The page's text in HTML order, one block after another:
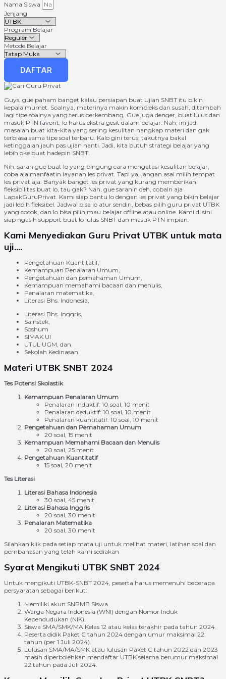
Nama Siswa
Jenjang
Program Belajar
Metode Belajar
DAFTAR
Guys, gue paham banget kalau persiapan buat Ujian SNBT itu bikin
kepala mumet. Soalnya, materinya makin kompleks dan susah, ditambah
lagi tipe soalnya yang terus berkembang. Gue juga denger, buat lulus dan
masuk PTN favorit, lo harus ekstra gesit dalam belajar. Nah, ini jadi
masalah buat kita-kita yang sering kesulitan nangkap materi dan gak
terbiasa sama tipe soal terbaru. Kalo gini terus, takutnya bakal
ketinggalan jauh pas ujian nanti. Jadi, kita butuh strategi belajar yang
lebih oke buat hadepin SNBT.
Nih, saran gue buat lo yang bingung cara mengatasi kesulitan belajar,
coba aja manfaatin layanan les privat. Tapi ya, jangan asal milih tempat
les privat aja. Banyak banget les privat yang kurang memberikan
fleksibilitas buat lo, tau gak? Nah, gue saranin deh, cobain aja
LapakGuruPrivat. Kami siap bantu lo dengan les privat yang bikin belajar
jadi lebih fleksibel. Jadwal bisa lo atur sendiri, bebas pilih guru privat UTBK
yang cocok, dan lo bisa pilih mau belajar offline atau online. Kami di sini
siap ngasih support buat lo lulus SNBT dan masuk PTN impian.
Kami Menyediakan Guru Privat UTBK untuk mata
uji....
Pengetahuan Kuantitatif,
Kemampuan Penalaran Umum,
Pengetahuan dan pemahaman Umum,
Kemampuan memahami bacaan dan menulis,
Penalaran matematika,
Literasi Bhs. Indonesia,
Literasi Bhs. Inggris,
Sainstek,
Soshum
SIMAK UI
UTUL UGM, dan
Sekolah Kedinasan.
Materi UTBK SNBT 2024
Tes Potensi Skolastik
Kemampuan Penalaran Umum
Penalaran induktif: 10 soal, 10 menit
Penalaran deduktif: 10 soal, 10 menit
Penalaran kuantitatif: 10 soal, 10 menit
Pengetahuan dan Pemahaman Umum
20 soal, 15 menit
Kemampuan Memahami Bacaan dan Menulis
20 soal, 25 menit
Pengetahuan Kuantitatif
15 soal, 20 menit
Tes Literasi
Literasi Bahasa Indonesia
30 soal, 45 menit
Literasi Bahasa Inggris
20 soal, 30 menit
Penalaran Matematika
20 soal, 30 menit
Silahkan klik pada setiap mata uji untuk melihat materi, latihan soal dan
pembahasan yang telah kami sediakan
Syarat Mengikuti UTBK SNBT 2024
Untuk mengikuti UTBK-SNBT 2024, peserta harus memenuhi beberapa
persyaratan sebagai berikut:
Memiliki akun SNPMB Siswa.
Warga Negara Indonesia (WNI) dengan Nomor Induk
Kependudukan (NIK).
Siswa SMA/SMK/MA Kelas 12 atau kelas terakhir pada tahun 2024.
Peserta didik Paket C tahun 2024 dengan umur maksimal 22
tahun (per 1 Juli 2024).
Lulusan SMA/MA/SMK atau lulusan Paket C tahun 2022 dan 2023
masih diperbolehkan mendaftar UTBK selama berumur maksimal
22 tahun pada Juli 2024.